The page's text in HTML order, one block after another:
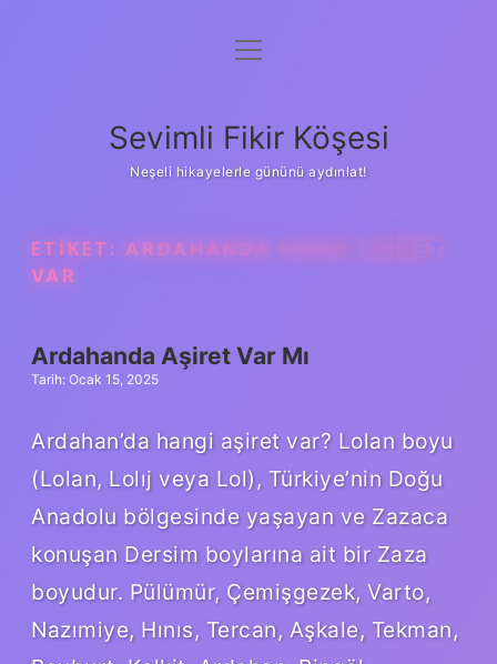
Anasayfa
Yasal Uyarı
menüyü
Sevimli Fikir Köşesi
Neşeli hikayelerle gününü aydınlat!
ETIKET: ARDAHANDA HANGI AŞIRET
VAR
Ardahanda Aşiret Var Mı
Tarih: Ocak 15, 2025
Ardahan’da hangi aşiret var? Lolan boyu
(Lolan, Lolıj veya Lol), Türkiye’nin Doğu
Anadolu bölgesinde yaşayan ve Zazaca
konuşan Dersim boylarına ait bir Zaza
boyudur. Pülümür, Çemişgezek, Varto,
Nazımiye, Hınıs, Tercan, Aşkale, Tekman,